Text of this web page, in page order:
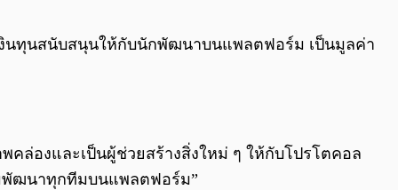
0:00/ 0:00
งินทุนสนับสนุนให้กับนักพัฒนาบนแพลตฟอร์ม เป็นมูลค่า
คล่องและเป็นผู้ช่วยสร้างสิ่งใหม่ ๆ ให้กับโปรโตคอล
พัฒนาทุกทีมบนแพลตฟอร์ม”